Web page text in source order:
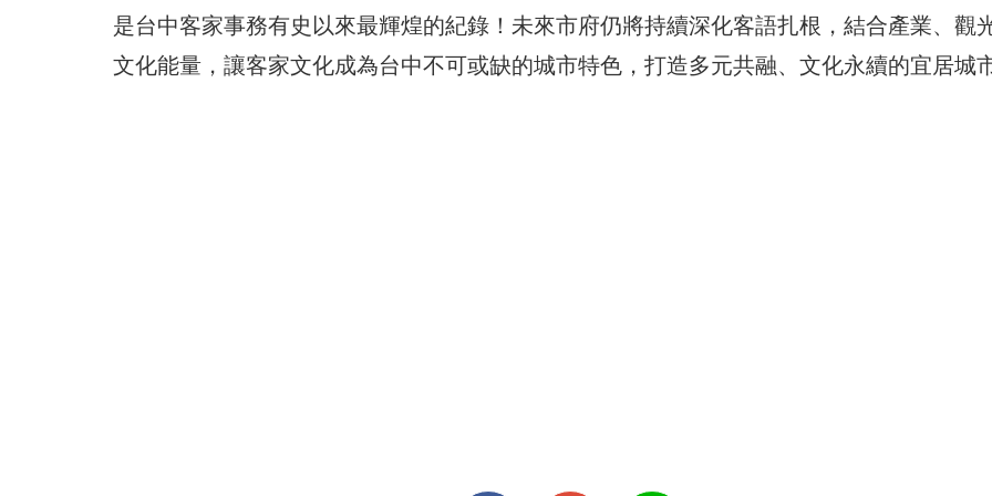
是台中客家事務有史以來最輝煌的紀錄！未來市府仍將持續深化客語扎根，結合產業、觀
文化能量，讓客家文化成為台中不可或缺的城市特色，打造多元共融、文化永續的宜居城市